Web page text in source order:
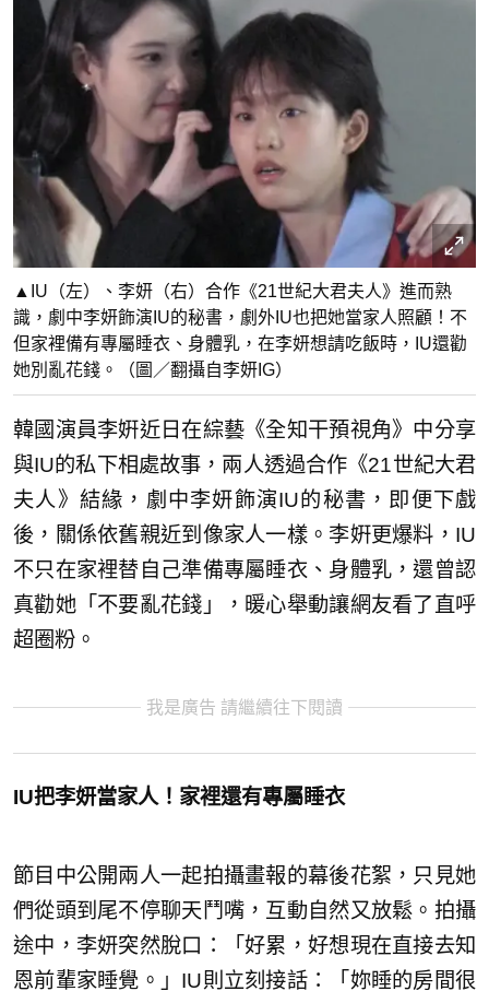
▲IU（左）、李妍（右）合作《21世紀大君夫人》進而熟
識，劇中李妍飾演IU的秘書，劇外IU也把她當家人照顧！不
但家裡備有專屬睡衣、身體乳，在李妍想請吃飯時，IU還勸
她別亂花錢。（圖／翻攝自李妍IG）
韓國演員李姸近日在綜藝《全知干預視角》中分享
與IU的私下相處故事，兩人透過合作《21世紀大君
夫人》結緣，劇中李妍飾演IU的秘書，即便下戲
後，關係依舊親近到像家人一樣。李姸更爆料，IU
不只在家裡替自己準備專屬睡衣、身體乳，還曾認
真勸她「不要亂花錢」，暖心舉動讓網友看了直呼
超圈粉。
我是廣告 請繼續往下閱讀
IU把李妍當家人！家裡還有專屬睡衣
節目中公開兩人一起拍攝畫報的幕後花絮，只見她
們從頭到尾不停聊天鬥嘴，互動自然又放鬆。拍攝
途中，李妍突然脫口：「好累，好想現在直接去知
恩前輩家睡覺。」IU則立刻接話：「妳睡的房間很